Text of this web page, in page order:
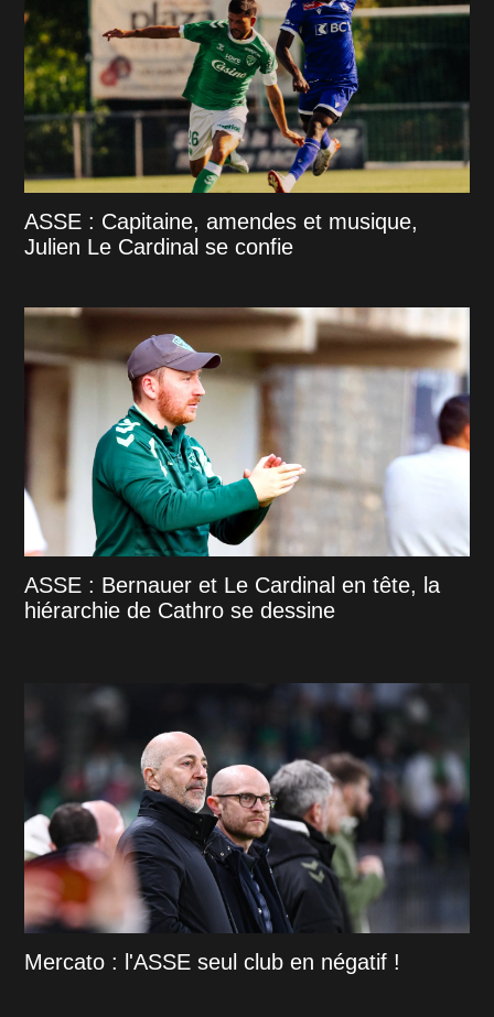
ASSE : Capitaine, amendes et musique,
Julien Le Cardinal se confie
ASSE : Bernauer et Le Cardinal en tête, la
hiérarchie de Cathro se dessine
Mercato : l'ASSE seul club en négatif !